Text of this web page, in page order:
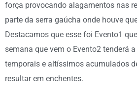
força provocando alagamentos nas
parte da serra gaúcha onde houve
Destacamos que esse foi Evento1
semana que vem o Evento2 tenderá
temporais e altíssimos acumulados
resultar em enchentes.